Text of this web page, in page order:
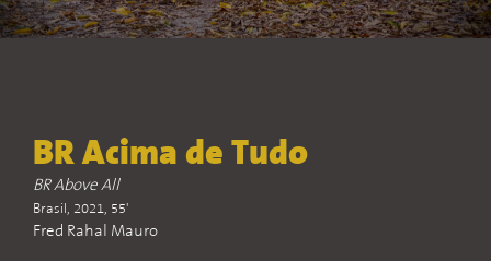
BR Acima de Tudo
BR Above All
Brasil, 2021, 55'
Fred Rahal Mauro